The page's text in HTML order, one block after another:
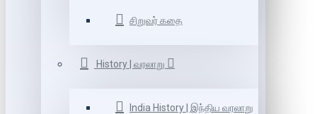
சிறுவர் கதை
History | வரலாறு
India History | இந்திய வரலாறு